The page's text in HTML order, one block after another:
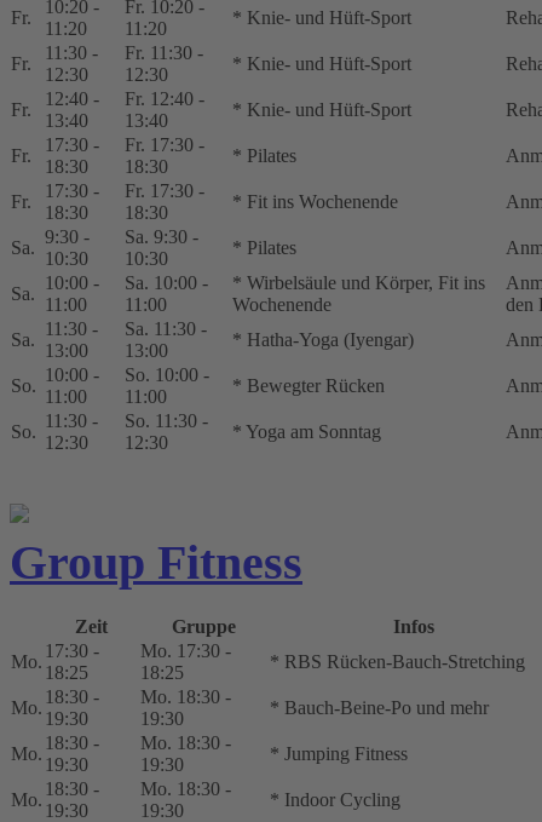
Fr.
10:20 -
11:20
Fr. 10:20 -
11:20
* Knie- und Hüft-Sport
Fr.
11:30 -
12:30
Fr. 11:30 -
12:30
* Knie- und Hüft-Sport
Fr.
12:40 -
13:40
Fr. 12:40 -
13:40
* Knie- und Hüft-Sport
Fr.
17:30 -
18:30
Fr. 17:30 -
18:30
* Pilates
Fr.
17:30 -
18:30
Fr. 17:30 -
18:30
* Fit ins Wochenende
Sa.
9:30 -
10:30
Sa. 9:30 -
10:30
* Pilates
Sa.
10:00 -
11:00
Sa. 10:00 -
11:00
* Wirbelsäule und Körper, Fit ins
Wochenende
den
Sa.
11:30 -
13:00
Sa. 11:30 -
13:00
* Hatha-Yoga (Iyengar)
So.
10:00 -
11:00
So. 10:00 -
11:00
* Bewegter Rücken
So.
11:30 -
12:30
So. 11:30 -
12:30
* Yoga am Sonntag
Group Fitness
Zeit Gruppe
Infos
Mo.
17:30 -
18:25
Mo. 17:30 -
18:25
* RBS Rücken-Bauch-Stretching
Mo.
18:30 -
19:30
Mo. 18:30 -
19:30
* Bauch-Beine-Po und mehr
Mo.
18:30 -
19:30
Mo. 18:30 -
19:30
* Jumping Fitness
Mo.
18:30 -
19:30
Mo. 18:30 -
19:30
* Indoor Cycling